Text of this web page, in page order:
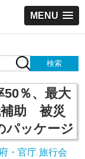
MENU
％、最大
補助 被災
パッケージ
・官庁 旅行会